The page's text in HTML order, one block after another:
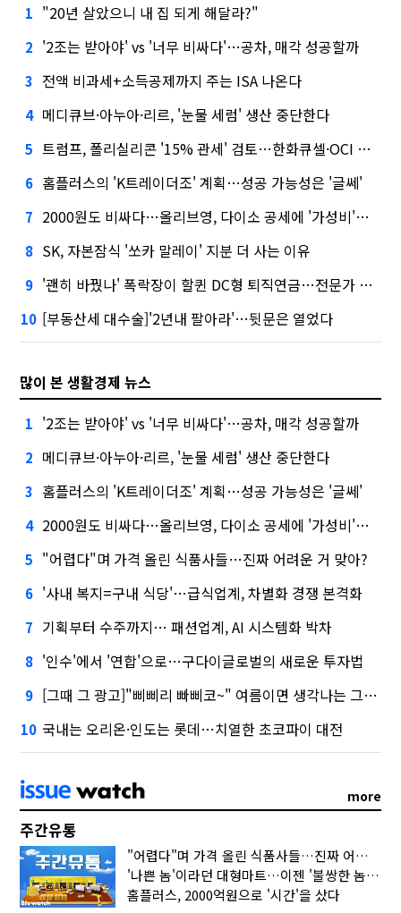
1 "20년 살았으니 내 집 되게 해달라?"
2 '2조는 받아야' vs '너무 비싸다'…공차, 매각 성공할까
3 전액 비과세+소득공제까지 주는 ISA 나온다
4 메디큐브·아누아·리르, '눈물 세럼' 생산 중단한다
5 트럼프, 폴리실리콘 '15% 관세' 검토…한화큐셀·OCI 영향은?
6 홈플러스의 'K트레이더조' 계획…성공 가능성은 '글쎄'
7 2000원도 비싸다…올리브영, 다이소 공세에 '가성비'로 맞불
8 SK, 자본잠식 '쏘카 말레이' 지분 더 사는 이유
9 '괜히 바꿨나' 폭락장이 할퀸 DC형 퇴직연금…전문가 조언은
10 [부동산세 대수술]'2년내 팔아라'…뒷문은 열었다
많이 본 생활경제 뉴스
1 '2조는 받아야' vs '너무 비싸다'…공차, 매각 성공할까
2 메디큐브·아누아·리르, '눈물 세럼' 생산 중단한다
3 홈플러스의 'K트레이더조' 계획…성공 가능성은 '글쎄'
4 2000원도 비싸다…올리브영, 다이소 공세에 '가성비'로 맞불
5 "어렵다"며 가격 올린 식품사들…진짜 어려운 거 맞아?
6 '사내 복지=구내 식당'…급식업계, 차별화 경쟁 본격화
7 기획부터 수주까지… 패션업계, AI 시스템화 박차
8 '인수'에서 '연합'으로…구다이글로벌의 새로운 투자법
9 [그때 그 광고]"삐삐리 빠삐코~" 여름이면 생각나는 그 노래
10 국내는 오리온·인도는 롯데…치열한 초코파이 대전
more
주간유통
"어렵다"며 가격 올린 식품사들…진짜 어려운 거 맞아?
'나쁜 놈'이라던 대형마트…이젠 '불쌍한 놈' 됐다
홈플러스, 2000억원으로 '시간'을 샀다